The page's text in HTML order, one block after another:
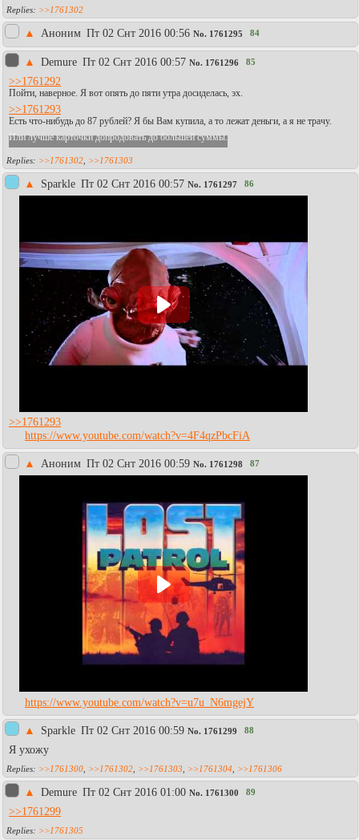
>>1761302
▲ Аноним Пт 02 Снт 2016 00:56 No. 1761295 84
▲ Demure Пт 02 Снт 2016 00:57 No. 1761296 85
>>1761292
Пойти, наверное. Я вот опять до пяти утра досиделась, эх.
>>1761293
Есть что-нибудь до 87 рублей? Я бы Вам купила, а то лежат деньги, а я не трачу.
Или лучше карточки допродовать до большей суммы.
>>1761302 >>1761303
▲ Sparkle Пт 02 Снт 2016 00:57 No. 1761297 86
>>1761293
https://www.youtube.com/watch?v=4F4qzPbcFiA
▲ Аноним Пт 02 Снт 2016 00:59 No. 1761298 87
https://www.youtube.com/watch?v=u7u_N6mgejY
▲ Sparkle Пт 02 Снт 2016 00:59 No. 1761299 88
Я ухожу
>>1761300 >>1761302 >>1761303 >>1761304 >>1761306
▲ Demure Пт 02 Снт 2016 01:00 No. 1761300 89
>>1761299
>>1761305